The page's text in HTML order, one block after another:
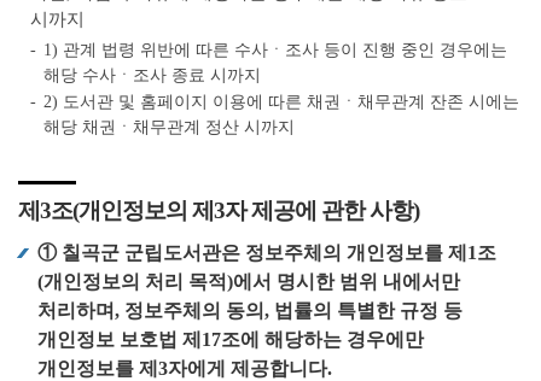
시까지
1) 관계 법령 위반에 따른 수사ㆍ조사 등이 진행 중인 경우에는
해당 수사ㆍ조사 종료 시까지
2) 도서관 및 홈페이지 이용에 따른 채권ㆍ채무관계 잔존 시에는
해당 채권ㆍ채무관계 정산 시까지
제3조(개인정보의 제3자 제공에 관한 사항)
① 칠곡군 군립도서관은 정보주체의 개인정보를 제1조
(개인정보의 처리 목적)에서 명시한 범위 내에서만
처리하며, 정보주체의 동의, 법률의 특별한 규정 등
개인정보 보호법 제17조에 해당하는 경우에만
개인정보를 제3자에게 제공합니다.